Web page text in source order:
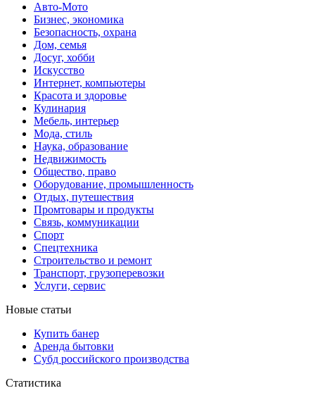
Авто-Мото
Бизнес, экономика
Безопасность, охрана
Дом, семья
Досуг, хобби
Искусство
Интернет, компьютеры
Красота и здоровье
Кулинария
Мебель, интерьер
Мода, стиль
Наука, образование
Недвижимость
Общество, право
Оборудование, промышленность
Отдых, путешествия
Промтовары и продукты
Связь, коммуникации
Спорт
Спецтехника
Строительство и ремонт
Транспорт, грузоперевозки
Услуги, сервис
Новые статьи
Купить банер
Аренда бытовки
Субд российского производства
Статистика